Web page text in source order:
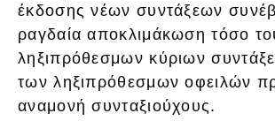
έκδοσης νέων συντάξεων
ραγδαία αποκλιμάκωση τόσο
ληξιπρόθεσμων κύριων
των ληξιπρόθεσμων οφειλών
αναμονή συνταξιούχους.